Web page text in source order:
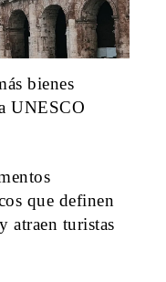
bienes
UNESCO
que definen
atraen turistas